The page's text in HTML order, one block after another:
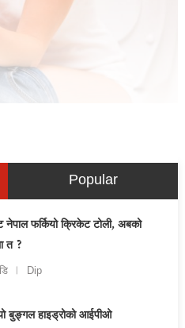
Popular
नेपाल फर्कियो क्रिकेट टोली, अबको
त ?
Dip
बुङ्गल हाइड्रोको आईपीओ